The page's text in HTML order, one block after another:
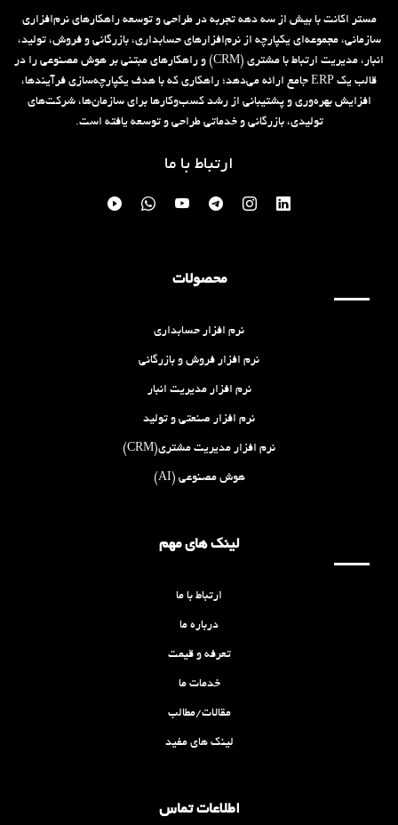
مستر اکانت با بیش از سه دهه تجربه در طراحی و توسعه راهکارهای نرم‌افزاری
سازمانی، مجموعه‌ای یکپارچه از نرم‌افزارهای حسابداری، بازرگانی و فروش، تولید،
انبار، مدیریت ارتباط با مشتری (CRM) و راهکارهای مبتنی بر هوش مصنوعی را در
قالب یک ERP جامع ارائه می‌دهد؛ راهکاری که با هدف یکپارچه‌سازی فرآیندها،
افزایش بهره‌وری و پشتیبانی از رشد کسب‌وکارها برای سازمان‌ها، شرکت‌های
تولیدی، بازرگانی و خدماتی طراحی و توسعه یافته است.
ارتباط با ما
محصولات
نرم افزار حسابداری
نرم افزار فروش و بازرگانی
نرم افزار مدیریت انبار
نرم افزار صنعتی و تولید
نرم افزار مدیریت مشتری(CRM)
هوش مصنوعی (AI)
لینک های مهم
ارتباط با ما
درباره ما
تعرفه و قیمت
خدمات ما
مقالات/مطالب
لینک های مفید
اطلاعات تماس